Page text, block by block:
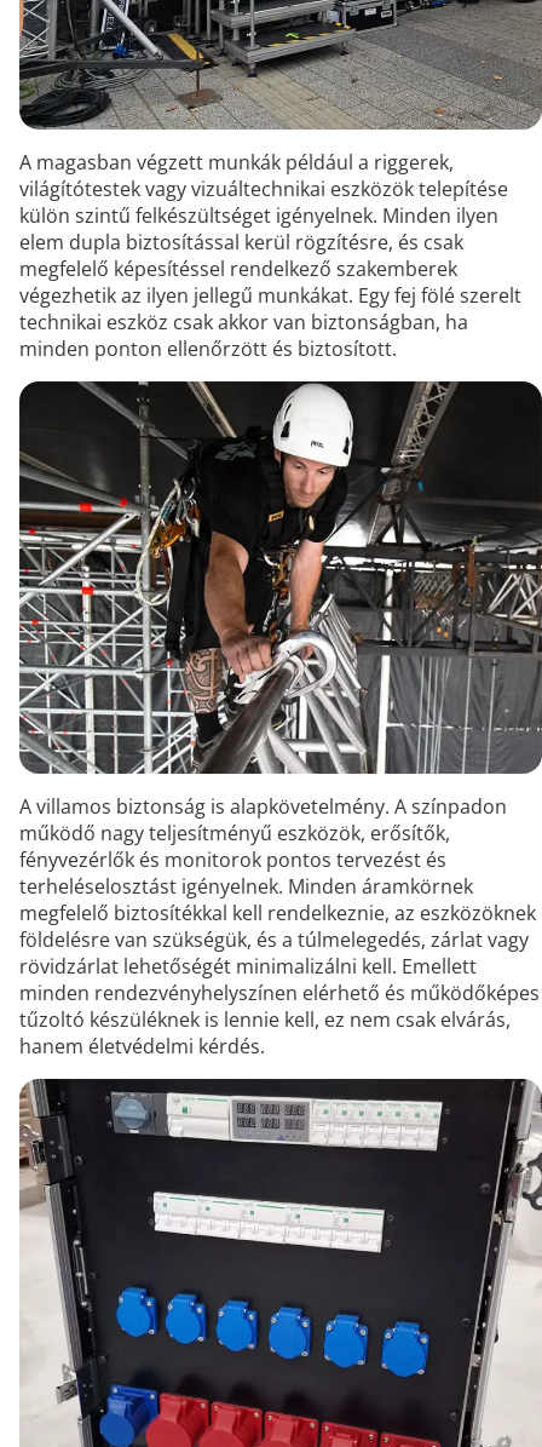
A magasban végzett munkák például a riggerek,
világítótestek vagy vizuáltechnikai eszközök telepítése
külön szintű felkészültséget igényelnek. Minden ilyen
elem dupla biztosítással kerül rögzítésre, és csak
megfelelő képesítéssel rendelkező szakemberek
végezhetik az ilyen jellegű munkákat. Egy fej fölé szerelt
technikai eszköz csak akkor van biztonságban, ha
minden ponton ellenőrzött és biztosított.
A villamos biztonság is alapkövetelmény. A színpadon
működő nagy teljesítményű eszközök, erősítők,
fényvezérlők és monitorok pontos tervezést és
terheléselosztást igényelnek. Minden áramkörnek
megfelelő biztosítékkal kell rendelkeznie, az eszközöknek
földelésre van szükségük, és a túlmelegedés, zárlat vagy
rövidzárlat lehetőségét minimalizálni kell. Emellett
minden rendezvényhelyszínen elérhető és működőképes
tűzoltó készüléknek is lennie kell, ez nem csak elvárás,
hanem életvédelmi kérdés.